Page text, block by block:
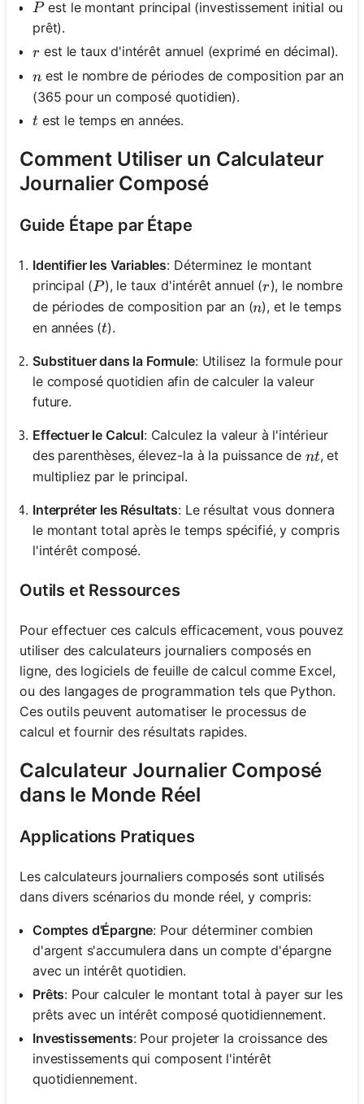
P
Pest le montant principal (investissement initial ou
prêt).
r
r est le taux d'intérêt annuel (exprimé en décimal).
n
nest le nombre de périodes de composition par an
(365 pour un composé quotidien).
t
test le temps en années.
Comment Utiliser un Calculateur
Journalier Composé
Guide Étape par Étape
Identifier les Variables: Déterminez le montant
principal (P
P), le taux d'intérêt annuel (r
r), le nombre
de périodes de composition par an (n
n), et le temps
en années (t
t).
Substituer dans la Formule: Utilisez la formule pour
le composé quotidien afin de calculer la valeur
future.
Effectuer le Calcul: Calculez la valeur à l'intérieur
des parenthèses, élevez-la à la puissance de nt
nt, et
multipliez par le principal.
Interpréter les Résultats: Le résultat vous donnera
le montant total après le temps spécifié, y compris
l'intérêt composé.
Outils et Ressources
Pour effectuer ces calculs efficacement, vous pouvez
utiliser des calculateurs journaliers composés en
ligne, des logiciels de feuille de calcul comme Excel,
ou des langages de programmation tels que Python.
Ces outils peuvent automatiser le processus de
calcul et fournir des résultats rapides.
Calculateur Journalier Composé
dans le Monde Réel
Applications Pratiques
Les calculateurs journaliers composés sont utilisés
dans divers scénarios du monde réel, y compris:
Comptes d'Épargne: Pour déterminer combien
d'argent s'accumulera dans un compte d'épargne
avec un intérêt quotidien.
Prêts: Pour calculer le montant total à payer sur les
prêts avec un intérêt composé quotidiennement.
Investissements: Pour projeter la croissance des
investissements qui composent l'intérêt
quotidiennement.